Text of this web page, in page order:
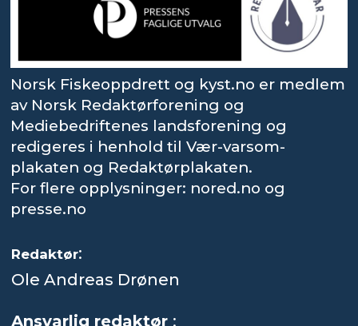
Norsk Fiskeoppdrett og kyst.no er medlem
av Norsk Redaktørforening og
Mediebedriftenes landsforening og
redigeres i henhold til Vær-varsom-
plakaten og Redaktørplakaten.
For flere opplysninger: nored.no og
presse.no
Redaktør:
Ole Andreas Drønen
Ansvarlig redaktør :